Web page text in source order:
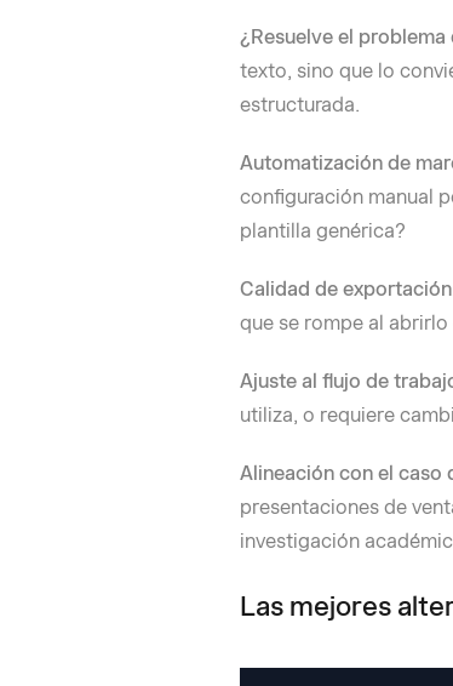
¿Resuelve el
texto, sino que lo
estructurada.
Automatización de
configuración manual
plantilla genérica?
Calidad de
que se rompe al
Ajuste al flujo de
utiliza, o requiere
Alineación con el caso
presentaciones de
investigación
Las mejores